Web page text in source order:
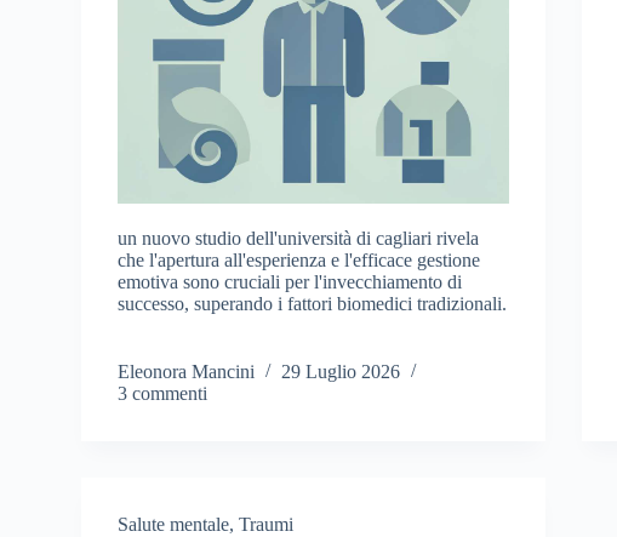
un nuovo studio dell'università di cagliari rivela
che l'apertura all'esperienza e l'efficace gestione
emotiva sono cruciali per l'invecchiamento di
successo, superando i fattori biomedici tradizionali.
Eleonora Mancini
29 Luglio 2026
3 commenti
Salute mentale,Traumi